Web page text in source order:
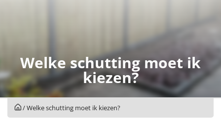
Welke schutting moet ik
kiezen?
/Welke schutting moet ik kiezen?